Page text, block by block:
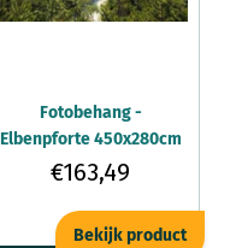
Fotobehang -
Elbenpforte 450x280cm
- Vliesbehang
€163,49
Bekijk product